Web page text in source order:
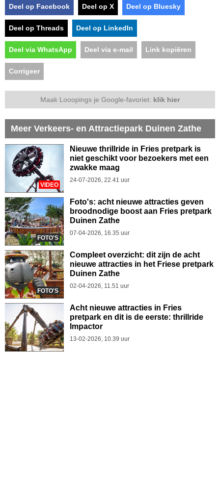
Deel op Facebook Deel op X Deel op Bluesky
Deel op Threads Deel op LinkedIn
Deel via WhatsApp Deel via e-mail Link kopiëren
Corrigeer
Maak Looopings je Google-favoriet: klik hier
Meer Verkeers- en Attractiepark Duinen Zathe
VIDEO
Nieuwe thrillride in Fries pretpark is
niet geschikt voor bezoekers met een
zwakke maag
24-07-2026, 22.41 uur
FOTO'S
Foto's: acht nieuwe attracties geven
broodnodige boost aan Fries pretpark
Duinen Zathe
07-04-2026, 16.35 uur
FOTO'S
Compleet overzicht: dit zijn de acht
nieuwe attracties in het Friese pretpark
Duinen Zathe
02-04-2026, 11.51 uur
Acht nieuwe attracties in Fries
pretpark en dit is de eerste: thrillride
Impactor
13-02-2026, 10.39 uur